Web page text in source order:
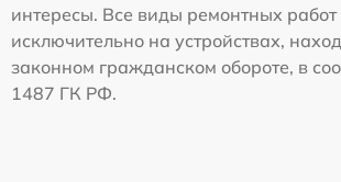
интересы. Все виды ремонтных
исключительно на устройствах,
законном гражданском обороте, в
1487 ГК РФ.